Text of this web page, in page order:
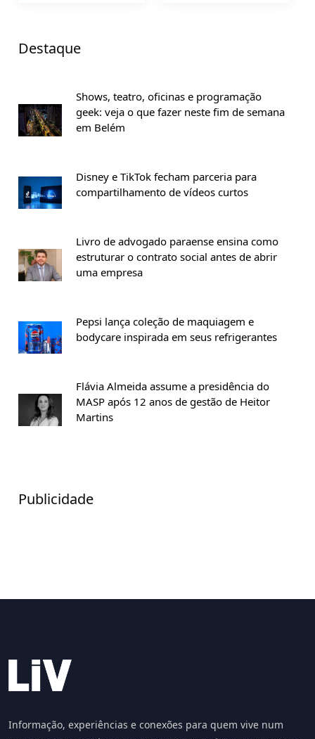
Destaque
Shows, teatro, oficinas e programação
geek: veja o que fazer neste fim de semana
em Belém
Disney e TikTok fecham parceria para
compartilhamento de vídeos curtos
Livro de advogado paraense ensina como
estruturar o contrato social antes de abrir
uma empresa
Pepsi lança coleção de maquiagem e
bodycare inspirada em seus refrigerantes
Flávia Almeida assume a presidência do
MASP após 12 anos de gestão de Heitor
Martins
Publicidade
Informação, experiências e conexões para quem vive num